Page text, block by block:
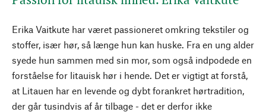
Erika Vaitkute har været passioneret omkring tekstiler og
stoffer, især hør, så længe hun kan huske. Fra en ung alder
syede hun sammen med sin mor, som også indpodede en
forståelse for litauisk hør i hende. Det er vigtigt at forstå,
at Litauen har en levende og dybt forankret hørtradition,
der går tusindvis af år tilbage - det er derfor ikke